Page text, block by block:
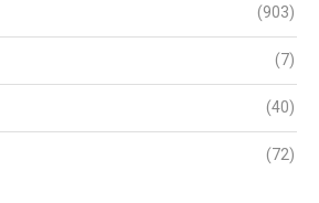
(903)
(7)
(40)
(72)